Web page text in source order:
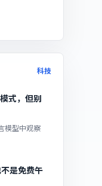
科技
式，但别
模型中观察
是免费午